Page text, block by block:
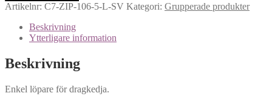
Artikelnr: C7-ZIP-106-5-L-SV Kategori: Grupperade produkter
Beskrivning
Ytterligare information
Beskrivning
Enkel löpare för dragkedja.